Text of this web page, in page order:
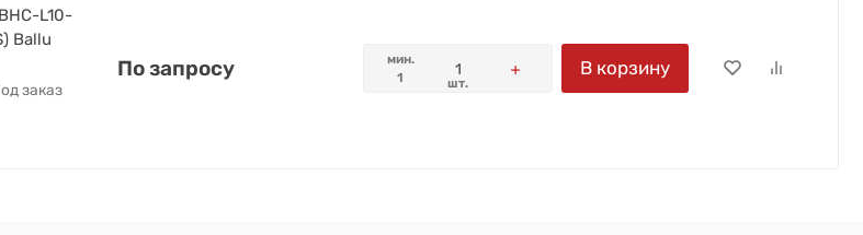
L10-
Ballu
заказ
По запросу
мин.
1
шт.
В корзину